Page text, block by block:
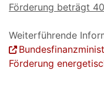
Förderung beträgt
Weiterführende
Förderung